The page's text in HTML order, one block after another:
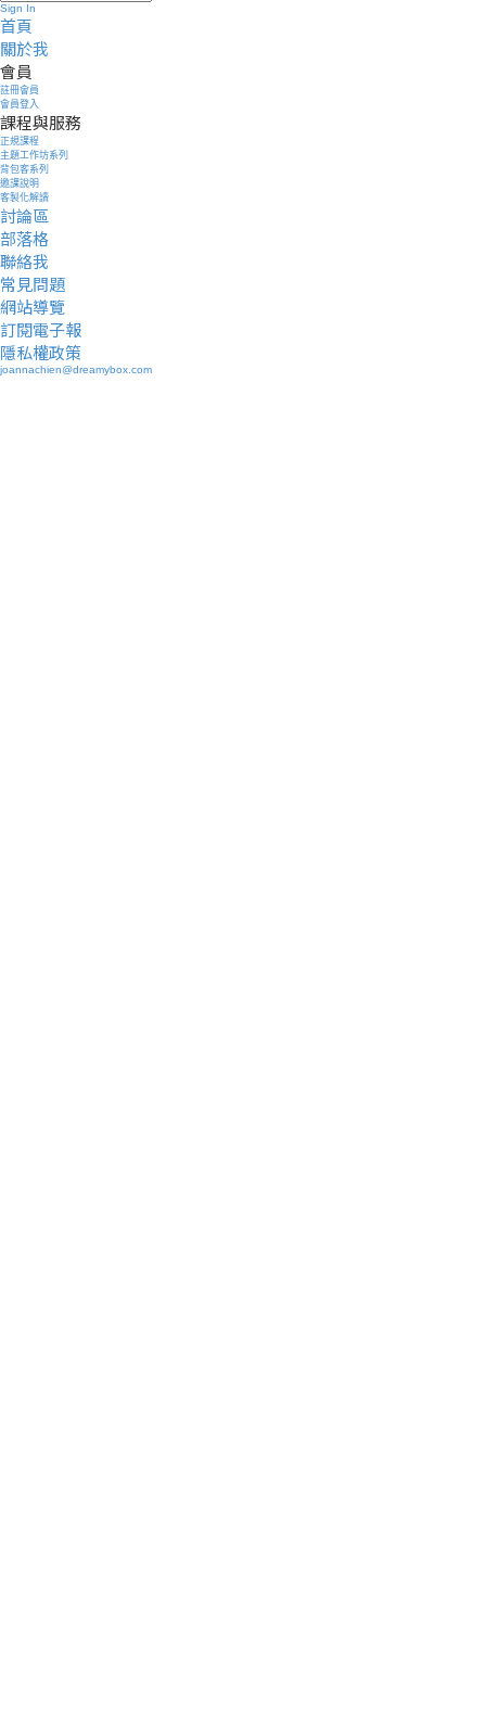
Sign In
首頁
關於我
會員
註冊會員
會員登入
課程與服務
正規課程
主題工作坊系列
背包客系列
邀課說明
客製化解讀
討論區
部落格
聯絡我
常見問題
網站導覽
訂閱電子報
隱私權政策
joannachien@dreamybox.com